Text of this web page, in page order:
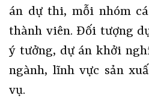
án dự thi, mỗi nhóm
thành viên. Đối tượng
ý tưởng, dự án khởi
ngành, lĩnh vực sản
vụ.